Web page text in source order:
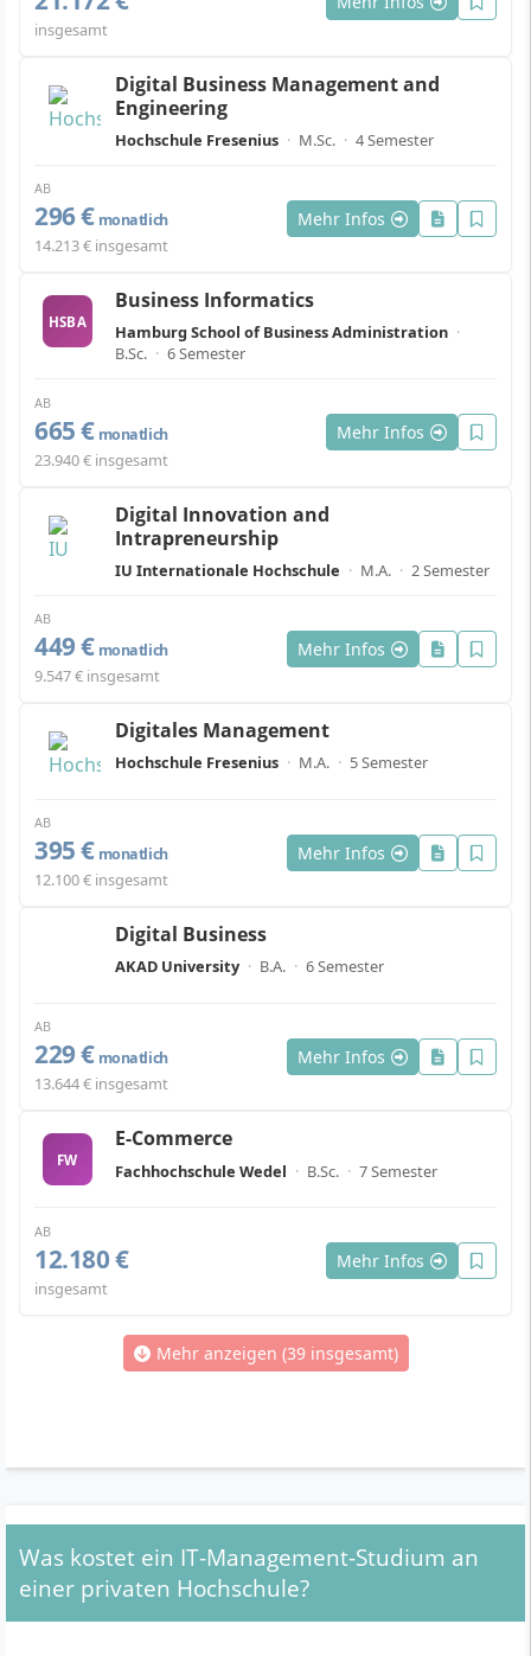
insgesamt
Digital Business Management and
Engineering
Hochschule Fresenius · M.Sc. · 4 Semester
AB
296 € monatlich
14.213 € insgesamt
Mehr Infos
HSBA
Business Informatics
Hamburg School of Business Administration ·
B.Sc. · 6 Semester
AB
665 € monatlich
23.940 € insgesamt
Mehr Infos
Digital Innovation and
Intrapreneurship
IU Internationale Hochschule · M.A. · 2 Semester
AB
449 € monatlich
9.547 € insgesamt
Mehr Infos
Digitales Management
Hochschule Fresenius · M.A. · 5 Semester
AB
395 € monatlich
12.100 € insgesamt
Mehr Infos
Digital Business
AKAD University · B.A. · 6 Semester
AB
229 € monatlich
13.644 € insgesamt
Mehr Infos
FW
E-Commerce
Fachhochschule Wedel · B.Sc. · 7 Semester
AB
12.180 €
insgesamt
Mehr Infos
Mehr anzeigen (39 insgesamt)
Was kostet ein IT-Management-Studium an
einer privaten Hochschule?